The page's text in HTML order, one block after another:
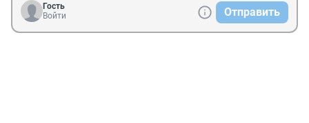
Гость
Войти
Отправить